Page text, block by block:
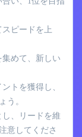
ピードを上
めて、新しい
トを獲得し、
う。
、リードを維
意してくださ